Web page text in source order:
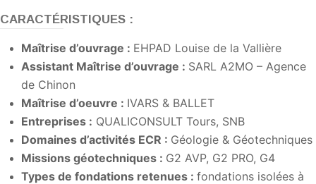
CARACTÉRISTIQUES :
Maîtrise d’ouvrage : EHPAD Louise de la Vallière
Assistant Maîtrise d’ouvrage : SARL A2MO – Agence
de Chinon
Maîtrise d’oeuvre : IVARS & BALLET
Entreprises : QUALICONSULT Tours, SNB
Domaines d’activités ECR : Géologie & Géotechniques
Missions géotechniques : G2 AVP, G2 PRO, G4
Types de fondations retenues : fondations isolées à